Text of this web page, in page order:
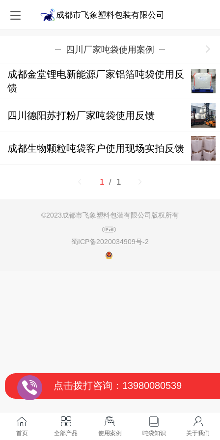
成都市飞象塑料包装有限公司
四川厂家吨袋使用案例
成都金堂锂电新能源厂家铝箔吨袋使用反
馈
四川德阳苏打粉厂家吨袋使用反馈
成都生物颗粒吨袋客户使用现场实拍反馈
1 / 1
©2023成都市飞象塑料包装有限公司版权所有
蜀ICP备2020034909号-2
首页 全部产品 使用案例 吨袋知识 关于我们
点击拨打咨询：13980080539